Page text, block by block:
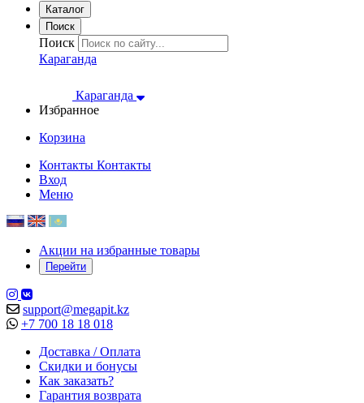
Каталог
Поиск
Поиск
Караганда
Караганда
Избранное
Корзина
Контакты Контакты
Вход
Меню
Акции на избранные товары
Перейти
support@megapit.kz
+7 700 18 18 018
Доставка / Оплата
Скидки и бонусы
Как заказать?
Гарантия возврата